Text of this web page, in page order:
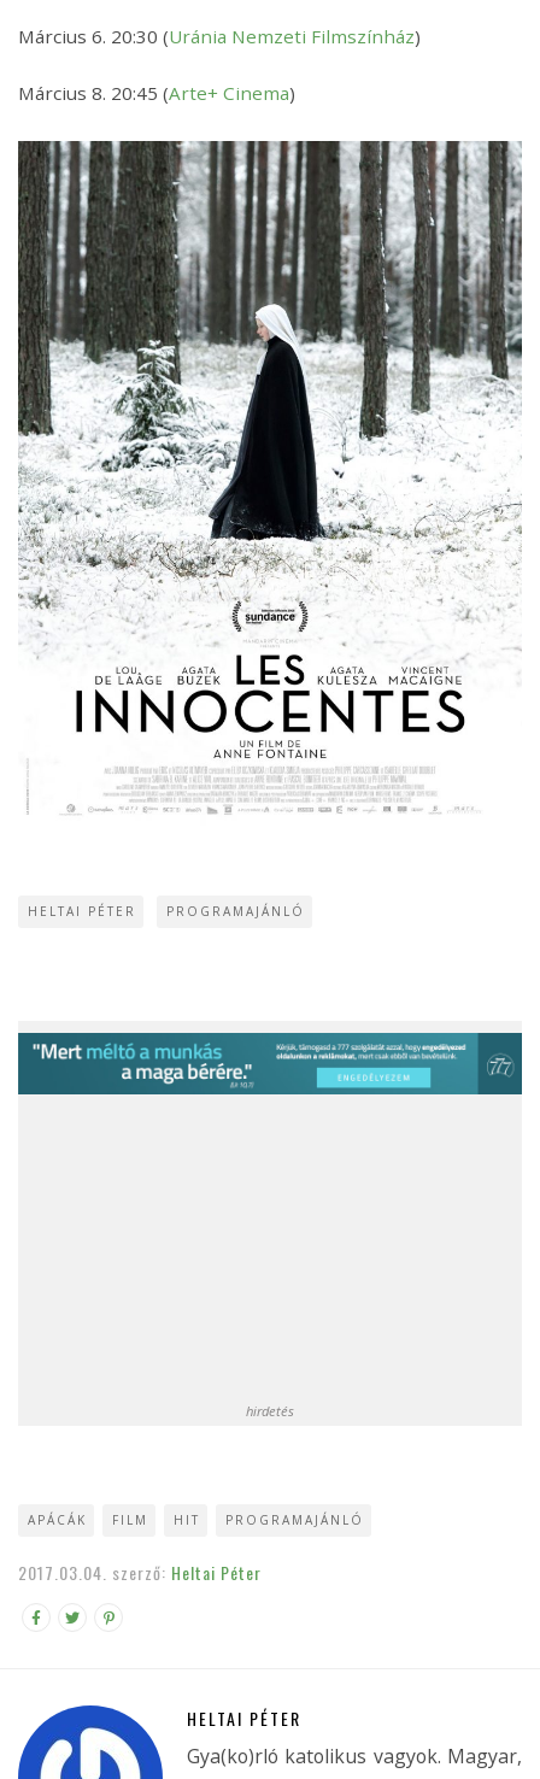
Március 6. 20:30 (Uránia Nemzeti Filmszínház)
Március 8. 20:45 (Arte+ Cinema)
HELTAI PÉTER PROGRAMAJÁNLÓ
hirdetés
APÁCÁK FILM HIT PROGRAMAJÁNLÓ
2017.03.04. szerző: Heltai Péter
HELTAI PÉTER
Gya(ko)rló katolikus vagyok. Magyar,